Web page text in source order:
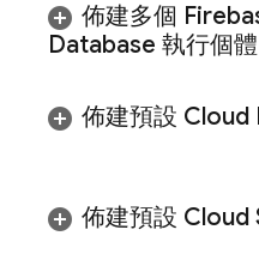
佈建多個
Database 執行個體
佈建預設 Cloud
佈建預設 Cloud